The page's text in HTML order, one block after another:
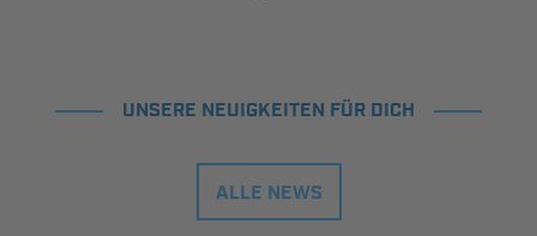
UNSERE NEUIGKEITEN FÜR DICH
ALLE NEWS